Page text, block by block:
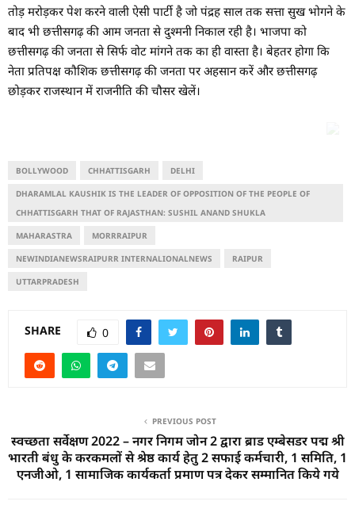
तोड़ मरोड़कर पेश करने वाली ऐसी पार्टी है जो पंद्रह साल तक सत्ता सुख भोगने के
बाद भी छत्तीसगढ़ की आम जनता से दुश्मनी निकाल रही है। भाजपा को
छत्तीसगढ़ की जनता से सिर्फ वोट मांगने तक का ही वास्ता है। बेहतर होगा कि
नेता प्रतिपक्ष कौशिक छत्तीसगढ़ की जनता पर अहसान करें और छत्तीसगढ़
छोड़कर राजस्थान में राजनीति की चौसर खेलें।
BOLLYWOOD CHHATTISGARH DELHI
DHARAMLAL KAUSHIK IS THE LEADER OF OPPOSITION OF THE PEOPLE OF
CHHATTISGARH THAT OF RAJASTHAN: SUSHIL ANAND SHUKLA
MAHARASTRA MORRRAIPUR
NEWINDIANEWSRAIPURR INTERNALIONALNEWS RAIPUR
UTTARPRADESH
SHARE 0
PREVIOUS POST
स्वच्छता सर्वेक्षण 2022 – नगर निगम जोन 2 द्वारा ब्राड एम्बेसडर पद्म श्री
भारती बंधु के करकमलों से श्रेष्ठ कार्य हेतु 2 सफाई कर्मचारी, 1 समिति, 1
एनजीओ, 1 सामाजिक कार्यकर्ता प्रमाण पत्र देकर सम्मानित किये गये